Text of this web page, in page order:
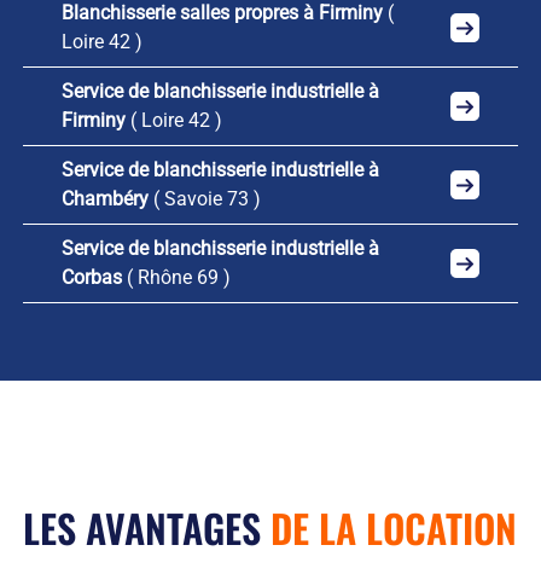
Blanchisserie salles propres à Firminy(
Loire 42 )
Service de blanchisserie industrielle à
Firminy( Loire 42 )
Service de blanchisserie industrielle à
Chambéry( Savoie 73 )
Service de blanchisserie industrielle à
Corbas( Rhône 69 )
LES AVANTAGES DE LA LOCATION